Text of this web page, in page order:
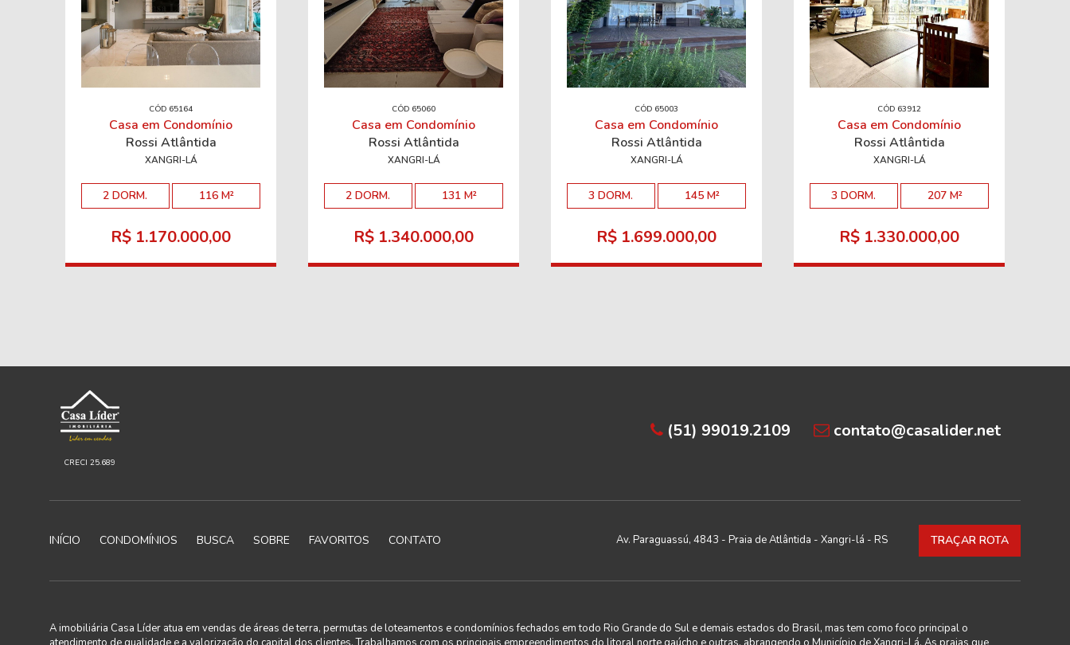
CÓD 65164
Casa em Condomínio
Rossi Atlântida
XANGRI-LÁ
2 DORM. 116 M²
R$ 1.170.000,00
CÓD 65060
Casa em Condomínio
Rossi Atlântida
XANGRI-LÁ
2 DORM. 131 M²
R$ 1.340.000,00
CÓD 65003
Casa em Condomínio
Rossi Atlântida
XANGRI-LÁ
3 DORM. 145 M²
R$ 1.699.000,00
CÓD 63912
Casa em Condomínio
Rossi Atlântida
XANGRI-LÁ
3 DORM. 207 M²
R$ 1.330.000,00
CRECI 25.689
(51) 99019.2109 contato@casalider.net
INÍCIO CONDOMÍNIOS BUSCA SOBRE FAVORITOS CONTATO Av. Paraguassú, 4843 - Praia de Atlântida - Xangri-lá - RS TRAÇAR ROTA
A imobiliária Casa Líder atua em vendas de áreas de terra, permutas de loteamentos e condomínios fechados em todo Rio Grande do Sul e demais estados do Brasil, mas tem como foco principal o